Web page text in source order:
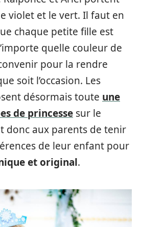
violet et le vert. Il faut en
chaque petite fille est
quelle couleur de
pour la rendre
soit l’occasion. Les
désormais toute une
de princesse sur le
donc aux parents de tenir
de leur enfant pour
et original.